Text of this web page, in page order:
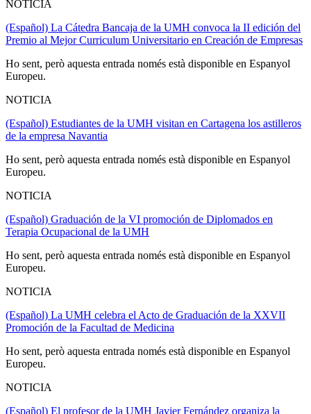
NOTICIA
(Español) La Cátedra Bancaja de la UMH convoca la II edición del
Premio al Mejor Curriculum Universitario en Creación de Empresas
Ho sent, però aquesta entrada només està disponible en Espanyol
Europeu.
NOTICIA
(Español) Estudiantes de la UMH visitan en Cartagena los astilleros
de la empresa Navantia
Ho sent, però aquesta entrada només està disponible en Espanyol
Europeu.
NOTICIA
(Español) Graduación de la VI promoción de Diplomados en
Terapia Ocupacional de la UMH
Ho sent, però aquesta entrada només està disponible en Espanyol
Europeu.
NOTICIA
(Español) La UMH celebra el Acto de Graduación de la XXVII
Promoción de la Facultad de Medicina
Ho sent, però aquesta entrada només està disponible en Espanyol
Europeu.
NOTICIA
(Español) El profesor de la UMH Javier Fernández organiza la